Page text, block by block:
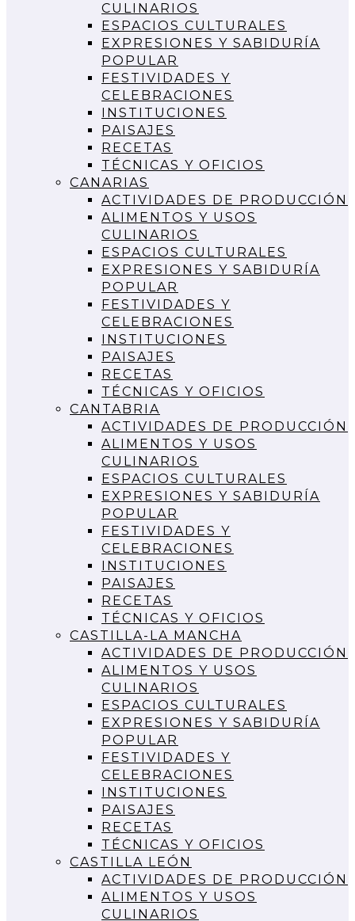
CULINARIOS
ESPACIOS CULTURALES
EXPRESIONES Y SABIDURÍA
POPULAR
FESTIVIDADES Y
CELEBRACIONES
INSTITUCIONES
PAISAJES
RECETAS
TÉCNICAS Y OFICIOS
CANARIAS
ACTIVIDADES DE PRODUCCIÓN
ALIMENTOS Y USOS
CULINARIOS
ESPACIOS CULTURALES
EXPRESIONES Y SABIDURÍA
POPULAR
FESTIVIDADES Y
CELEBRACIONES
INSTITUCIONES
PAISAJES
RECETAS
TÉCNICAS Y OFICIOS
CANTABRIA
ACTIVIDADES DE PRODUCCIÓN
ALIMENTOS Y USOS
CULINARIOS
ESPACIOS CULTURALES
EXPRESIONES Y SABIDURÍA
POPULAR
FESTIVIDADES Y
CELEBRACIONES
INSTITUCIONES
PAISAJES
RECETAS
TÉCNICAS Y OFICIOS
CASTILLA-LA MANCHA
ACTIVIDADES DE PRODUCCIÓN
ALIMENTOS Y USOS
CULINARIOS
ESPACIOS CULTURALES
EXPRESIONES Y SABIDURÍA
POPULAR
FESTIVIDADES Y
CELEBRACIONES
INSTITUCIONES
PAISAJES
RECETAS
TÉCNICAS Y OFICIOS
CASTILLA LEÓN
ACTIVIDADES DE PRODUCCIÓN
ALIMENTOS Y USOS
CULINARIOS